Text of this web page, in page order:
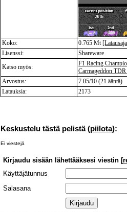
Koko: 0.765 Mt
Lisenssi:
Shareware
Katso myös:
F1 Racing
Carmageddon
Arvostus:
7.05/10 (21 ääntä)
Latauksia:
2173
Keskustelu tästä pelistä (piilota):
Ei viestejä
Kirjaudu sisään lähettääksesi viestin [
Käyttäjätunnus
Salasana